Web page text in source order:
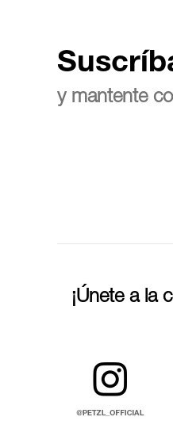
y mantente
¡Únete a la